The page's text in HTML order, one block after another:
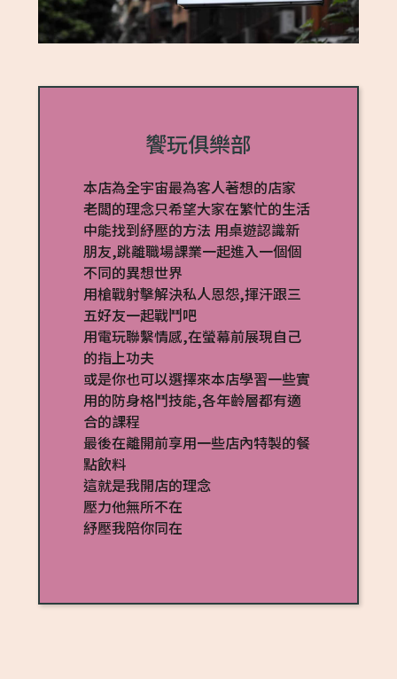
饗玩俱樂部
本店為全宇宙最為客人著想的店家
老闆的理念只希望大家在繁忙的生活
中能找到紓壓的方法 用桌遊認識新
朋友,跳離職場課業一起進入一個個
不同的異想世界
用槍戰射擊解決私人恩怨,揮汗跟三
五好友一起戰鬥吧
用電玩聯繫情感,在螢幕前展現自己
的指上功夫
或是你也可以選擇來本店學習一些實
用的防身格鬥技能,各年齡層都有適
合的課程
最後在離開前享用一些店內特製的餐
點飲料
這就是我開店的理念
壓力他無所不在
紓壓我陪你同在